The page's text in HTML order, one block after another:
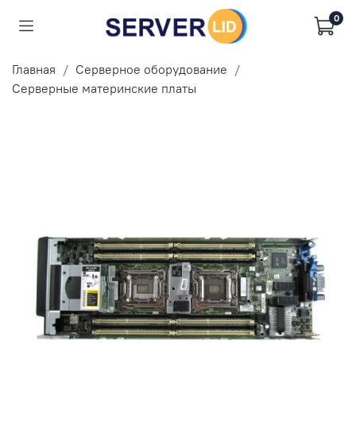
0
Главная
Серверное оборудование
Серверные материнские платы